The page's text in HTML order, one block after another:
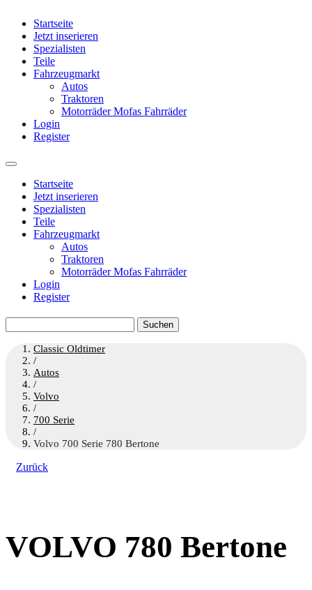
Startseite
Jetzt inserieren
Spezialisten
Teile
Fahrzeugmarkt
Autos
Traktoren
Motorräder Mofas Fahrräder
Login
Register
Startseite
Jetzt inserieren
Spezialisten
Teile
Fahrzeugmarkt
Autos
Traktoren
Motorräder Mofas Fahrräder
Login
Register
nach:
Classic Oldtimer
/
Autos
/
Volvo
/
700 Serie
/
Volvo 700 Serie 780 Bertone
Zurück
VOLVO 780 Bertone